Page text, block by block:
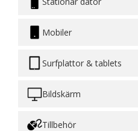
Mobiler
Surfplattor & tablets
Bildskärm
Tillbehör